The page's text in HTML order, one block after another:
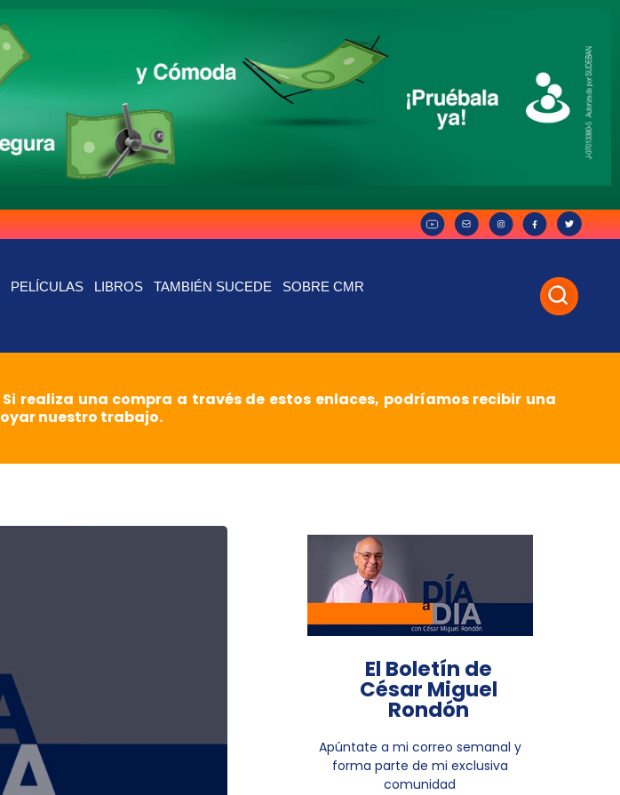
PELÍCULAS LIBROS TAMBIÉN SUCEDE SOBRE CMR
Si realiza una compra a través de estos enlaces, podríamos recibir una
nuestro trabajo.
El Boletín de
César Miguel
Rondón
Apúntate a mi correo semanal y
forma parte de mi exclusiva
comunidad